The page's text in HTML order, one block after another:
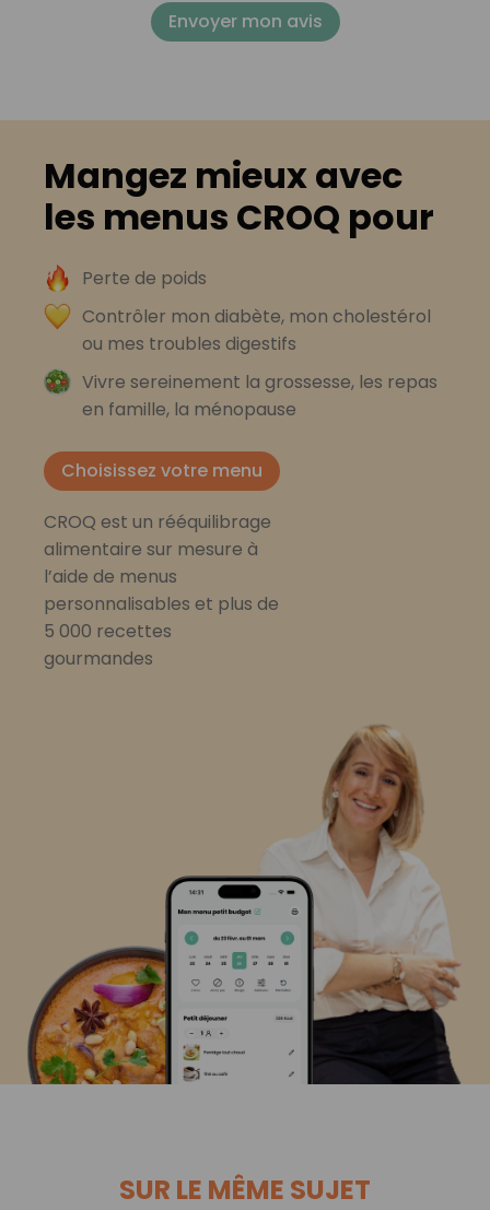
Envoyer mon avis
Mangez mieux avec
les menus CROQ pour
Perte de poids
Contrôler mon diabète, mon cholestérol
ou mes troubles digestifs
Vivre sereinement la grossesse, les repas
en famille, la ménopause
Choisissez votre menu
CROQ est un rééquilibrage
alimentaire sur mesure à
l’aide de menus
personnalisables et plus de
5 000 recettes
gourmandes
SUR LE MÊME SUJET